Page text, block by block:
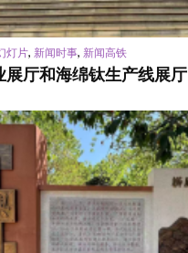
灯片, 新闻时事, 新闻高铁
展厅和海绵钛生产线展厅